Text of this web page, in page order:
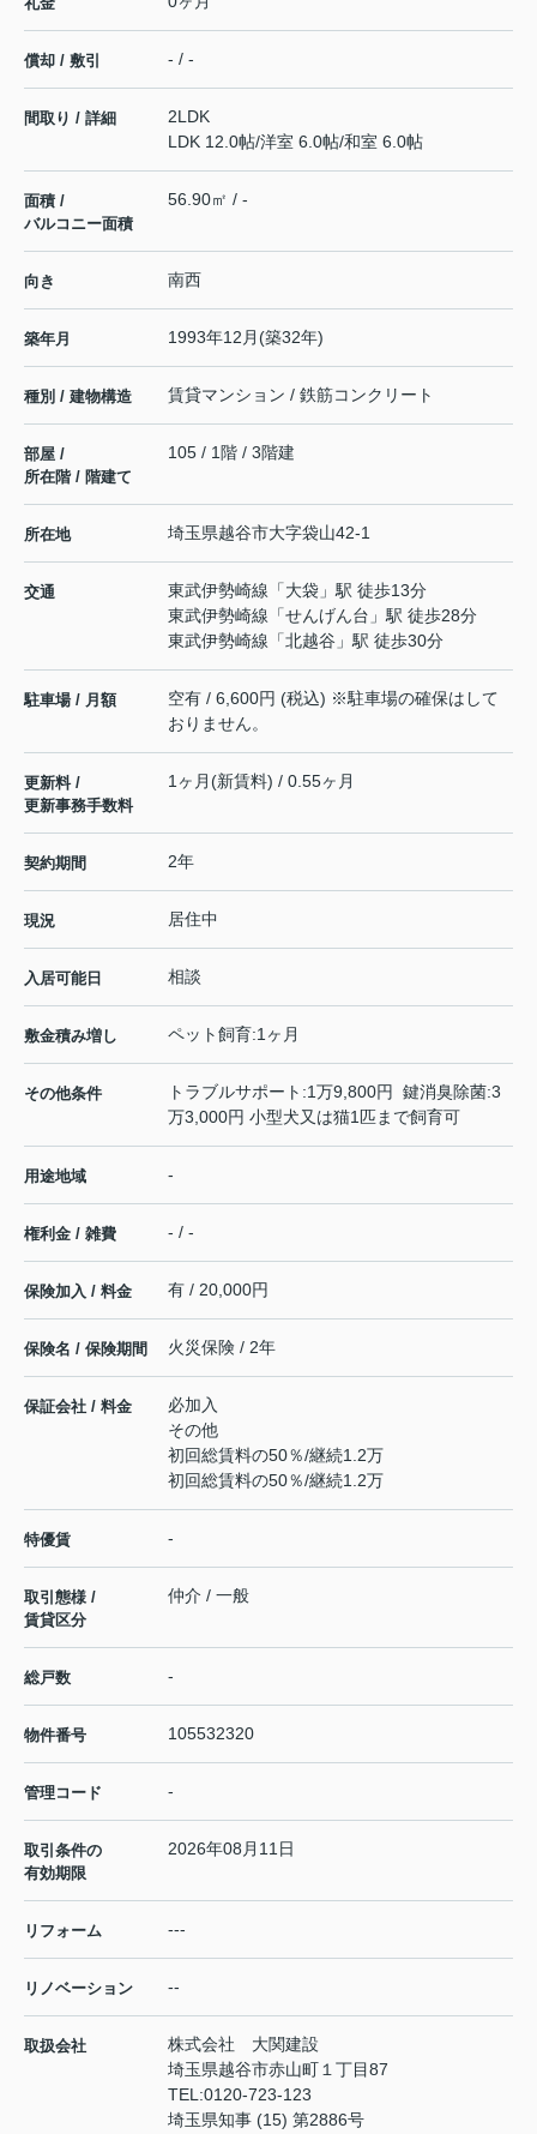
償却 / 敷引 - / -
間取り / 詳細
2LDK
LDK 12.0帖/洋室 6.0帖/和室 6.0帖
面積 /
バルコニー面積
56.90㎡ / -
向き 南西
築年月 1993年12月(築32年)
種別 / 建物構造 賃貸マンション / 鉄筋コンクリート
部屋 /
所在階 / 階建て
105 / 1階 / 3階建
所在地 埼玉県越谷市大字袋山42-1
交通 東武伊勢崎線 「大袋 」駅 徒歩13分
東武伊勢崎線 「せんげん台 」駅 徒歩28分
東武伊勢崎線 「北越谷 」駅 徒歩30分
駐車場 / 月額
空有 / 6,600円 (税込) ※駐車場の確保はして
おりません。
更新料 /
更新事務手数料
1ヶ月(新賃料) / 0.55ヶ月
契約期間 2年
現況 居住中
入居可能日 相談
敷金積み増し ペット飼育:1ヶ月
その他条件
トラブルサポート:1万9,800円 鍵消臭除菌:3
万3,000円 小型犬又は猫1匹まで飼育可
用途地域 -
権利金 / 雑費 - / -
保険加入 / 料金 有 / 20,000円
保険名 / 保険期間 火災保険 / 2年
保証会社 / 料金
必加入
その他
初回総賃料の50％/継続1.2万
初回総賃料の50％/継続1.2万
特優賃 -
取引態様 /
賃貸区分
仲介 / 一般
総戸数 -
物件番号 105532320
管理コード -
取引条件の
有効期限
2026年08月11日
リフォーム ---
リノベーション --
取扱会社
株式会社 大関建設
埼玉県越谷市赤山町１丁目87
TEL:0120-723-123
埼玉県知事 (15) 第2886号